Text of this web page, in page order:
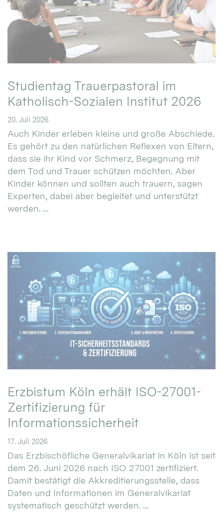
Studientag Trauerpastoral im
Katholisch-Sozialen Institut 2026
20. Juli 2026
Auch Kinder erleben kleine und große Abschiede.
Es gehört zu den natürlichen Reflexen von Eltern,
dass sie ihr Kind vor Schmerz, Begegnung mit
dem Tod und Trauer schützen möchten. Aber
Kinder können und sollten auch trauern, sagen
Experten, dabei aber begleitet und unterstützt
werden. ...
Erzbistum Köln erhält ISO-27001-
Zertifizierung für
Informationssicherheit
17. Juli 2026
Das Erzbischöfliche Generalvikariat in Köln ist seit
dem 26. Juni 2026 nach ISO 27001 zertifiziert.
Damit bestätigt die Akkreditierungsstelle, dass
Daten und Informationen im Generalvikariat
systematisch geschützt werden. ...